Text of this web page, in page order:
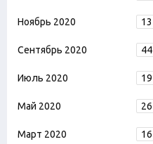
Ноябрь 2020 13
Сентябрь 2020 44
Июль 2020 19
Май 2020 26
Март 2020 16